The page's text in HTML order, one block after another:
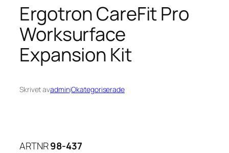
Ergotron CareFit Pro
Worksurface
Expansion Kit
Skrivet avadminiOkategoriserade
ARTNR98-437